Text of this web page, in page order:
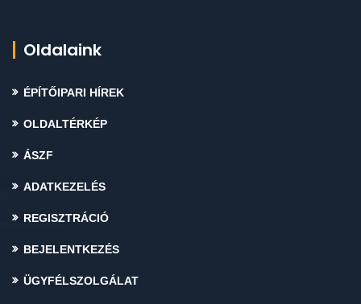
Oldalaink
ÉPÍTŐIPARI HÍREK
OLDALTÉRKÉP
ÁSZF
ADATKEZELÉS
REGISZTRÁCIÓ
BEJELENTKEZÉS
ÜGYFÉLSZOLGÁLAT